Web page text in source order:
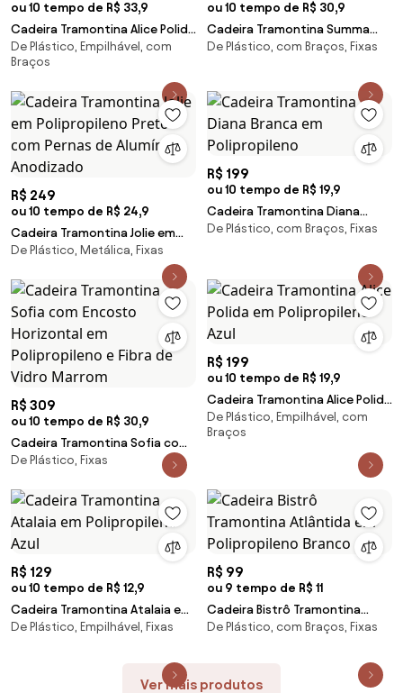
ou 10 tempo de R$ 33,9
Cadeira Tramontina Alice Polida
em Polipropileno Camurça
De Plástico, Empilhável, com
Braços
ou 10 tempo de R$ 30,9
Cadeira Tramontina Summa
Sofia em Polipropileno
De Plástico, com Braços, Fixas
R$ 249
ou 10 tempo de R$ 24,9
Cadeira Tramontina Jolie em
Polipropileno Preto com Pernas
De Plástico, Metálica, Fixas
R$ 199
ou 10 tempo de R$ 19,9
Cadeira Tramontina Diana
Branca em Polipropileno
De Plástico, com Braços, Fixas
R$ 309
ou 10 tempo de R$ 30,9
Cadeira Tramontina Sofia com
Encosto Horizontal em
Polipropileno e Fibra de Vidro
Marrom
De Plástico, Fixas
R$ 199
ou 10 tempo de R$ 19,9
Cadeira Tramontina Alice Polida
em Polipropileno Azul
De Plástico, Empilhável, com
Braços
R$ 129
ou 10 tempo de R$ 12,9
Cadeira Tramontina Atalaia em
Polipropileno Azul
De Plástico, Empilhável, Fixas
R$ 99
ou 9 tempo de R$ 11
Cadeira Bistrô Tramontina
Atlântida em Polipropileno
De Plástico, com Braços, Fixas
Ver mais produtos